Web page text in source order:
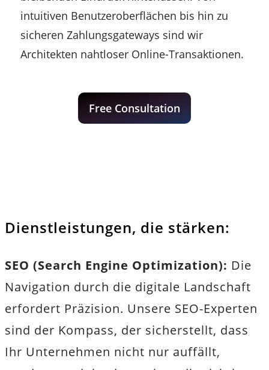
intuitiven Benutzeroberflächen bis hin zu
sicheren Zahlungsgateways sind wir
Architekten nahtloser Online-Transaktionen.
Free Consultation
Dienstleistungen, die stärken:
SEO (Search Engine Optimization): Die
Navigation durch die digitale Landschaft
erfordert Präzision. Unsere SEO-Experten
sind der Kompass, der sicherstellt, dass
Ihr Unternehmen nicht nur auffällt,